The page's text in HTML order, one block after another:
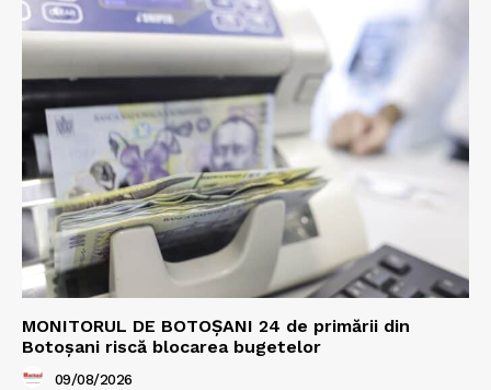
MONITORUL DE BOTOȘANI 24 de primării din
Botoșani riscă blocarea bugetelor
09/08/2026